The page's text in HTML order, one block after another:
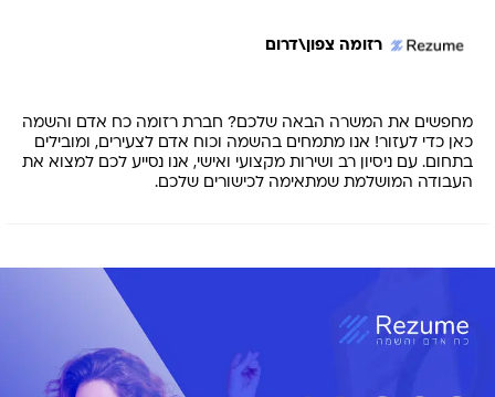
רזומה צפון\דרום
מחפשים את המשרה הבאה שלכם? חברת רזומה כח אדם והשמה
כאן כדי לעזור! אנו מתמחים בהשמה וכוח אדם לצעירים, ומובילים
בתחום. עם ניסיון רב ושירות מקצועי ואישי, אנו נסייע לכם למצוא את
העבודה המושלמת שמתאימה לכישורים שלכם.